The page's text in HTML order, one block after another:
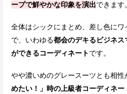
ープで鮮やかな印象を演出できます。
全体はシックにまとめ、差し色にワ
で、いわゆる都会のデキるビジネス
ができるコーディネートです。
やや濃いめのグレースーツとも相性
めたい！」時の上級者コーディネー